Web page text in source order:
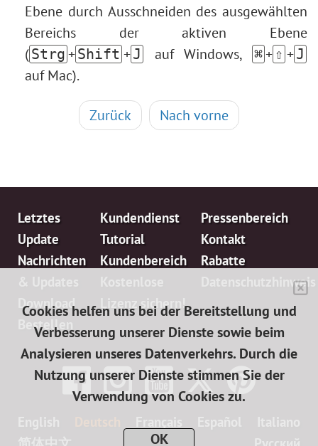
Ebene durch Ausschneiden des ausgewählten
Bereichs der aktiven Ebene
(Strg +Shift +J auf Windows, ⌘+ ⇧ +J
auf Mac).
Zurück Nach vorne
Letztes
Update
Nachrichten
Download
Bestellen
Kundendienst
Tutorial
Kundenbereich
Lizenz sichern!
Pressenbereich
Kontakt
Rabatte
Datenschutzhinweis
Cookies helfen uns bei der Bereitstellung und
Verbesserung unserer Dienste sowie beim
Analysieren unseres Datenverkehrs. Durch die
Nutzung unserer Dienste stimmen Sie der
Verwendung von Cookies zu.
OK